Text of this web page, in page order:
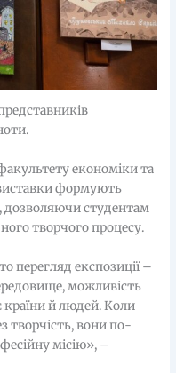
економіки та
формують
дозволяючи студентам
творчого процесу.
перегляд експозиції –
можливість
країни й людей. Коли
творчість, вони по-
місію», –